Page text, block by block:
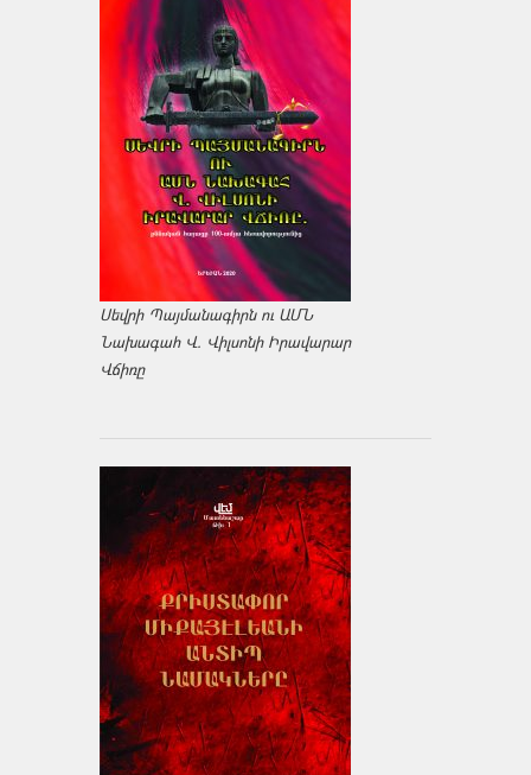
Սեվրի Պայմանագիրն ու ԱՄՆ
Նախագահ Վ. Վիլսոնի Իրավարար
Վճիռը